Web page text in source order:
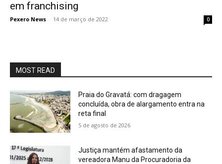
em franchising
Pexero News - 14 de março de 2022 0
MOST READ
Praia do Gravatá: com dragagem
concluída, obra de alargamento entra na
reta final
5 de agosto de 2026
Justiça mantém afastamento da
vereadora Manu da Procuradoria da